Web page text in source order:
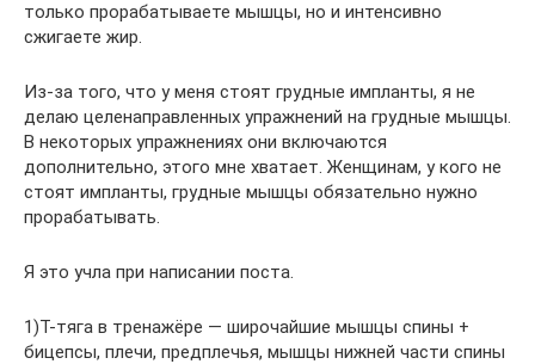
только прорабатываете мышцы, но и интенсивно
сжигаете жир.
Из-за того, что у меня стоят грудные импланты, я не
делаю целенаправленных упражнений на грудные мышцы.
В некоторых упражнениях они включаются
дополнительно, этого мне хватает. Женщинам, у кого не
стоят импланты, грудные мышцы обязательно нужно
прорабатывать.
Я это учла при написании поста.
1)Т-тяга в тренажёре — широчайшие мышцы спины +
бицепсы, плечи, предплечья, мышцы нижней части спины